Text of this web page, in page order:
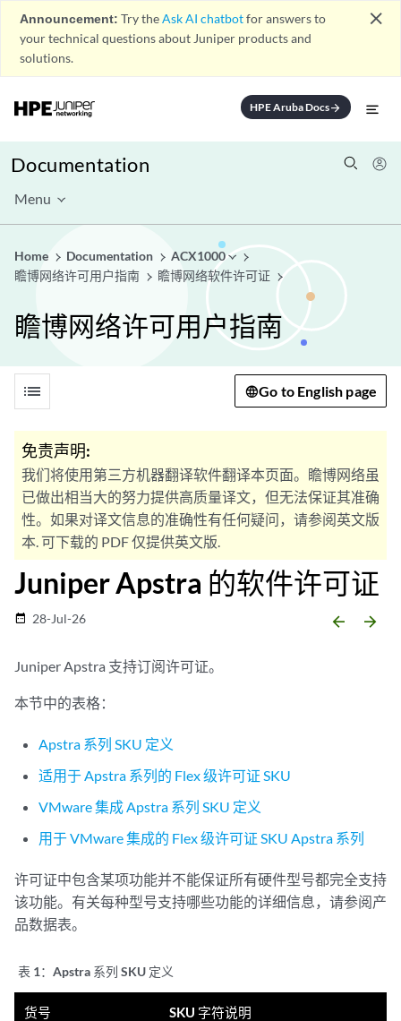
Announcement: Try theAsk AI chatbotfor answers to
your technical questions about Juniper products and
solutions.
close
HPE Aruba Docsarrow_forward
Documentation
Menu
Home Documentation
ACX1000
瞻博网络许可用户指南
瞻博网络软件许可证
瞻博网络许可用户指南
list Go to English page
免责声明:
我们将使用第三方机器翻译软件翻译本页面。瞻博网络虽
已做出相当大的努力提供高质量译文，但无法保证其准确
性。如果对译文信息的准确性有任何疑问，请参阅英文版
本. 可下载的 PDF 仅提供英文版.
Juniper Apstra 的软件许可证
date_range 28-Jul-26 arrow_backward arrow_forward
Juniper Apstra 支持订阅许可证。
本节中的表格：
Apstra 系列 SKU 定义
适用于 Apstra 系列的 Flex 级许可证 SKU
VMware 集成 Apstra 系列 SKU 定义
用于 VMware 集成的 Flex 级许可证 SKU Apstra 系列
许可证中包含某项功能并不能保证所有硬件型号都完全支持
该功能。有关每种型号支持哪些功能的详细信息，请参阅产
品数据表。
表 1： Apstra 系列 SKU 定义
货号 SKU 字符说明